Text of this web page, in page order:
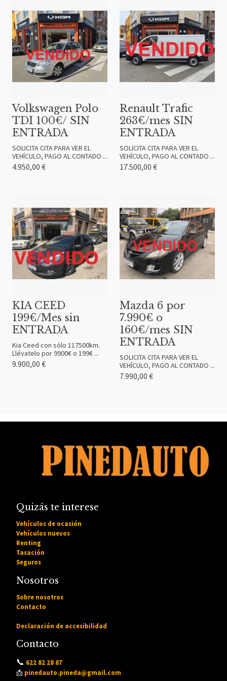
Volkswagen Polo
TDI 100€/ SIN
ENTRADA
SOLICITA CITA PARA VER EL
VEHÍCULO, PAGO AL CONTADO ...
4.950,00 €
Renault Trafic
263€/mes SIN
ENTRADA
SOLICITA CITA PARA VER EL
VEHÍCULO, PAGO AL CONTADO ...
17.500,00 €
KIA CEED
199€/Mes sin
ENTRADA
Kia Ceed con sólo 117500km.
Llévatelo por 9900€ o 199€ ...
9.900,00 €
Mazda 6 por
7.990€ o
160€/mes SIN
ENTRADA
SOLICITA CITA PARA VER EL
VEHÍCULO, PAGO AL CONTADO ...
7.990,00 €
Quizás te interese
Vehículos de ocasión
Vehículos nuevos
Renting
Tasación
Seguros
Nosotros
Sobre nosotros
Contacto
Declaración de accesibilidad
Contacto
📞 622 82 28 87
📩 pinedauto.pineda@gmail.com